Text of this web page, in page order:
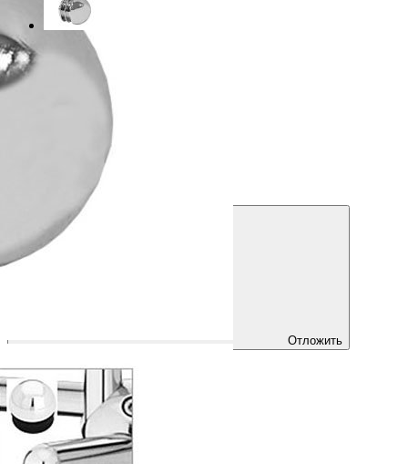
Отложить
Артикул
J 41
Производитель
Joker